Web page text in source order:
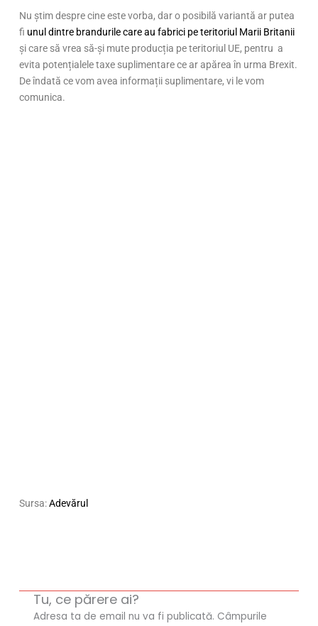
Nu știm despre cine este vorba, dar o posibilă variantă ar putea
fi unul dintre brandurile care au fabrici pe teritoriul Marii Britanii
și care să vrea să-și mute producția pe teritoriul UE, pentru a
evita potențialele taxe suplimentare ce ar apărea în urma Brexit.
De îndată ce vom avea informații suplimentare, vi le vom
comunica.
Sursa:Adevărul
Tu, ce părere ai?
Adresa ta de email nu va fi publicată. Câmpurile